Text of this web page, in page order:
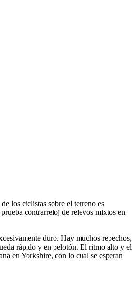
los ciclistas sobre el terreno es
contrarreloj de relevos mixtos en
duro. Hay muchos repechos,
rápido y en pelotón. El ritmo alto y el
en Yorkshire, con lo cual se esperan